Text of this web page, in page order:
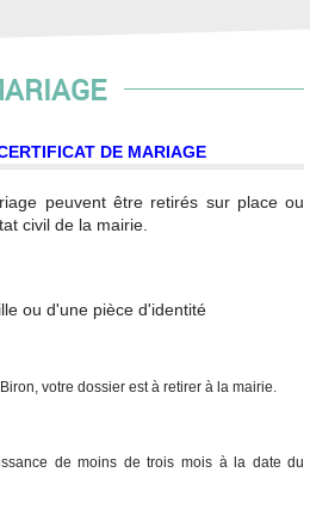
DE MARIAGE
peuvent être retirés sur place ou
civil de la mairie.
ou d'une pièce d'identité
votre dossier est à retirer à la mairie.
de moins de trois mois à la date du